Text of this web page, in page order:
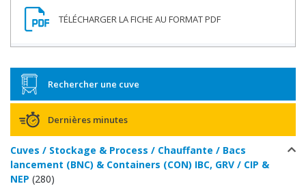
Rechercher une cuve
Dernières minutes
Cuves / Stockage & Process / Chauffante / Bacs
lancement (BNC) & Containers (CON) IBC, GRV / CIP &
NEP (280)